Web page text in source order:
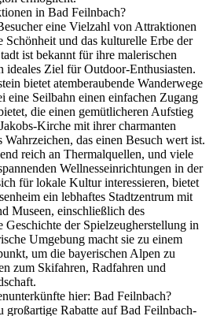
in Bad Feilnbach?
eine Vielzahl von Attraktionen
Schönheit und das kulturelle Erbe der
ist bekannt für ihre malerischen
ideales Ziel für Outdoor-Enthusiasten.
bietet atemberaubende Wanderwege
eine Seilbahn einen einfachen Zugang
die einen gemütlicheren Aufstieg
Kirche mit ihrer charmanten
das einen Besuch wert ist.
reich an Thermalquellen, und viele
Wellnesseinrichtungen in der
für lokale Kultur interessieren, bietet
ein lebhaftes Stadtzentrum mit
Museen, einschließlich des
Geschichte der Spielzeugherstellung in
Umgebung macht sie zu einem
um die bayerischen Alpen zu
zum Skifahren, Radfahren und
hier: Bad Feilnbach?
Rabatte auf Bad Feilnbach-